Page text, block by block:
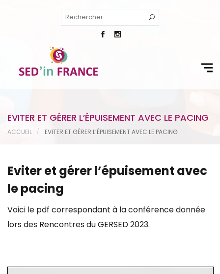
EVITER ET GÉRER L’ÉPUISEMENT AVEC LE PACING
ACCUEIL EVITER ET GÉRER L’ÉPUISEMENT AVEC LE PACING
Eviter et gérer l’épuisement avec
le pacing
Voici le pdf correspondant à la conférence donnée
lors des Rencontres du GERSED 2023.